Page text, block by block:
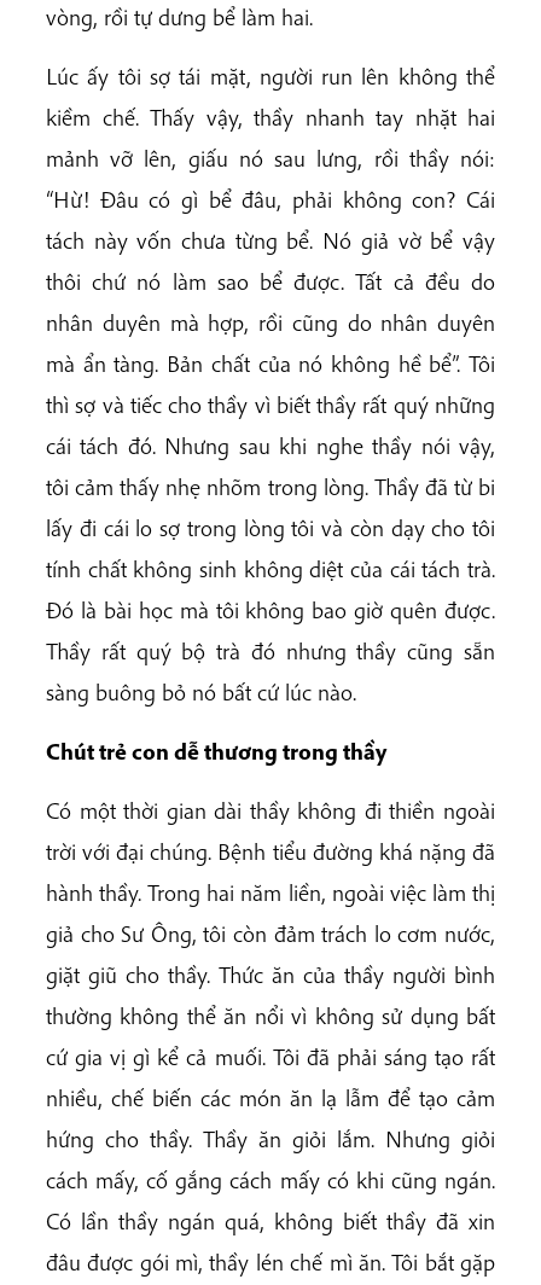
vòng, rồi tự dưng bể làm hai.
Lúc ấy tôi sợ tái mặt, người run lên không thể
kiềm chế. Thấy vậy, thầy nhanh tay nhặt hai
mảnh vỡ lên, giấu nó sau lưng, rồi thầy nói:
“Hừ! Đâu có gì bể đâu, phải không con? Cái
tách này vốn chưa từng bể. Nó giả vờ bể vậy
thôi chứ nó làm sao bể được. Tất cả đều do
nhân duyên mà hợp, rồi cũng do nhân duyên
mà ẩn tàng. Bản chất của nó không hề bể”. Tôi
thì sợ và tiếc cho thầy vì biết thầy rất quý những
cái tách đó. Nhưng sau khi nghe thầy nói vậy,
tôi cảm thấy nhẹ nhõm trong lòng. Thầy đã từ bi
lấy đi cái lo sợ trong lòng tôi và còn dạy cho tôi
tính chất không sinh không diệt của cái tách trà.
Đó là bài học mà tôi không bao giờ quên được.
Thầy rất quý bộ trà đó nhưng thầy cũng sẵn
sàng buông bỏ nó bất cứ lúc nào.
Chút trẻ con dễ thương trong thầy
Có một thời gian dài thầy không đi thiền ngoài
trời với đại chúng. Bệnh tiểu đường khá nặng đã
hành thầy. Trong hai năm liền, ngoài việc làm thị
giả cho Sư Ông, tôi còn đảm trách lo cơm nước,
giặt giũ cho thầy. Thức ăn của thầy người bình
thường không thể ăn nổi vì không sử dụng bất
cứ gia vị gì kể cả muối. Tôi đã phải sáng tạo rất
nhiều, chế biến các món ăn lạ lẫm để tạo cảm
hứng cho thầy. Thầy ăn giỏi lắm. Nhưng giỏi
cách mấy, cố gắng cách mấy có khi cũng ngán.
Có lần thầy ngán quá, không biết thầy đã xin
đâu được gói mì, thầy lén chế mì ăn. Tôi bắt gặp